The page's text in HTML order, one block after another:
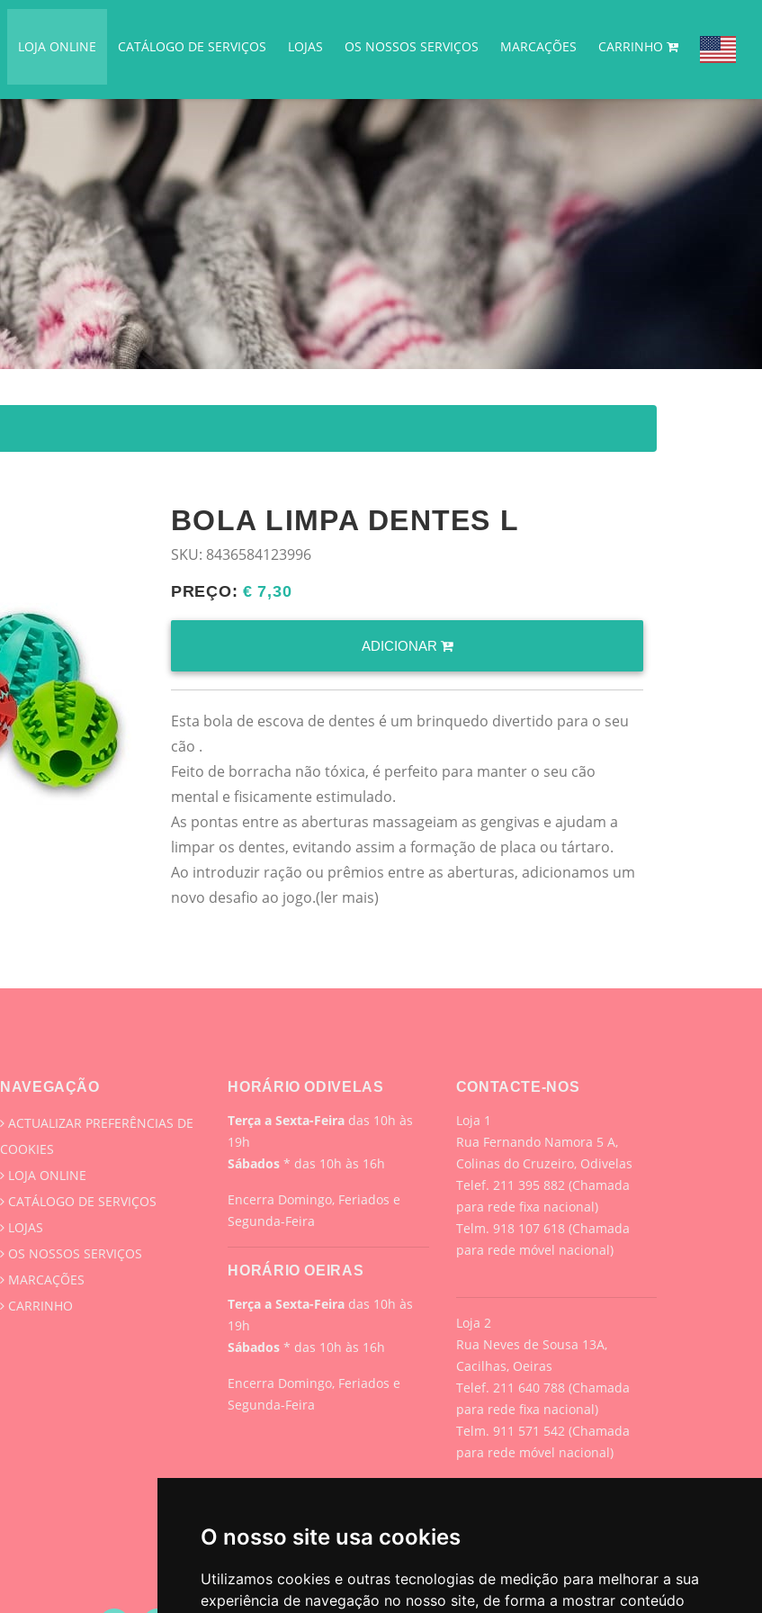
O nosso site usa cookies
Utilizamos cookies e outras tecnologias de medição para melhorar a sua
experiência de navegação no nosso site, de forma a mostrar conteúdo
LOJA ONLINE CATÁLOGO DE SERVIÇOS LOJAS OS NOSSOS SERVIÇOS MARCAÇÕES CARRINHO
BOLA LIMPA DENTES L
SKU: 8436584123996
PREÇO:€ 7,30
ADICIONAR
Esta bola de escova de dentes é um brinquedo divertido para o seu
cão .
Feito de borracha não tóxica, é perfeito para manter o seu cão
mental e fisicamente estimulado.
As pontas entre as aberturas massageiam as gengivas e ajudam a
limpar os dentes, evitando assim a formação de placa ou tártaro.
Ao introduzir ração ou prêmios entre as aberturas, adicionamos um
novo desafio ao jogo.(ler mais)
NAVEGAÇÃO
ACTUALIZAR PREFERÊNCIAS DE
COOKIES
LOJA ONLINE
CATÁLOGO DE SERVIÇOS
LOJAS
OS NOSSOS SERVIÇOS
MARCAÇÕES
CARRINHO
HORÁRIO ODIVELAS
Terça a Sexta-Feira das 10h às
19h
Sábados* das 10h às 16h
Encerra Domingo, Feriados e
Segunda-Feira
HORÁRIO OEIRAS
Terça a Sexta-Feira das 10h às
19h
Sábados* das 10h às 16h
Encerra Domingo, Feriados e
Segunda-Feira
CONTACTE-NOS
Loja 1
Rua Fernando Namora 5 A,
Colinas do Cruzeiro, Odivelas
Telef. 211 395 882 (Chamada
para rede fixa nacional)
Telm. 918 107 618 (Chamada
para rede móvel nacional)
Loja 2
Rua Neves de Sousa 13A,
Cacilhas, Oeiras
Telef. 211 640 788 (Chamada
para rede fixa nacional)
Telm. 911 571 542 (Chamada
para rede móvel nacional)
info@urbanpets.pt